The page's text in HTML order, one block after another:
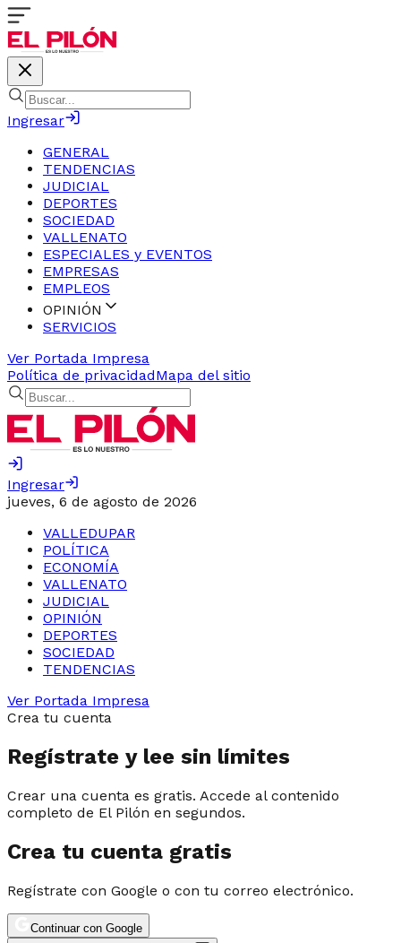
Ingresar
GENERAL
TENDENCIAS
JUDICIAL
DEPORTES
SOCIEDAD
VALLENATO
ESPECIALES y EVENTOS
EMPRESAS
EMPLEOS
OPINIÓN
SERVICIOS
Ver Portada Impresa
Política de privacidadMapa del sitio
Ingresar
jueves, 6 de agosto de 2026
VALLEDUPAR
POLÍTICA
ECONOMÍA
VALLENATO
JUDICIAL
OPINIÓN
DEPORTES
SOCIEDAD
TENDENCIAS
Ver Portada Impresa
Crea tu cuenta
Regístrate y lee sin límites
Crear una cuenta es gratis. Accede al contenido
completo de El Pilón en segundos.
Crea tu cuenta gratis
Regístrate con Google o con tu correo electrónico.
Continuar con Google